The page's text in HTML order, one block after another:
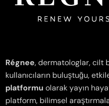
Régnee, dermatologlar, cilt
kullanıcıların buluştuğu,
platformu olarak yayın
platform, bilimsel